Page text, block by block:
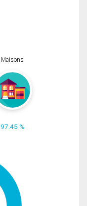
Maisons
97.45 %